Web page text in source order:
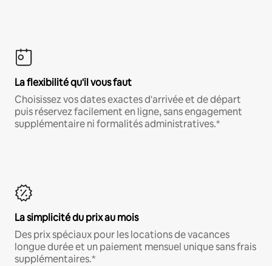
La flexibilité qu'il vous faut
Choisissez vos dates exactes d'arrivée et de départ
puis réservez facilement en ligne, sans engagement
supplémentaire ni formalités administratives.*
La simplicité du prix au mois
Des prix spéciaux pour les locations de vacances
longue durée et un paiement mensuel unique sans frais
supplémentaires.*